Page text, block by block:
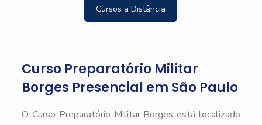
Cursos a Distância
Curso Preparatório Militar
Borges Presencial em São Paulo
O Curso Preparatório Militar Borges está localizado